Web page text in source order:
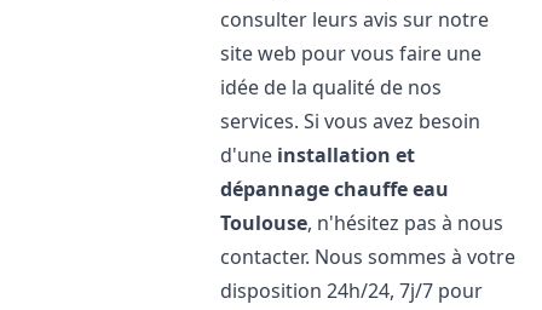
consulter leurs avis sur notre
site web pour vous faire une
idée de la qualité de nos
services. Si vous avez besoin
d'une installation et
dépannage chauffe eau
Toulouse, n'hésitez pas à nous
contacter. Nous sommes à votre
disposition 24h/24, 7j/7 pour